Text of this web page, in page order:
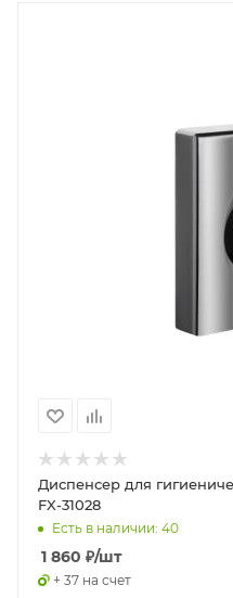
Диспенсер для
FX-31028
Есть в наличии: 40
1 860 ₽/шт
+ 37 на счет